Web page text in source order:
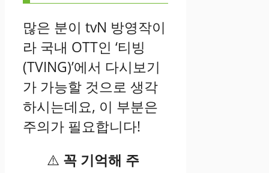
많은 분이 tvN 방영작이
라 국내 OTT인 ‘티빙
(TVING)’에서 다시보기
가 가능할 것으로 생각
하시는데요, 이 부분은
주의가 필요합니다!
⚠️ 꼭 기억해 주